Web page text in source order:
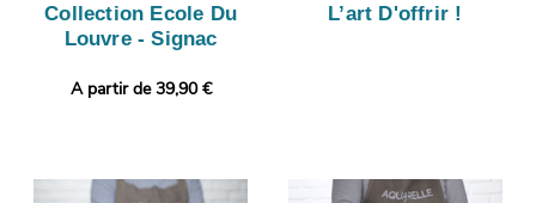
Collection Ecole Du
Louvre - Signac
A partir de 39,90 €
L’art D'offrir !